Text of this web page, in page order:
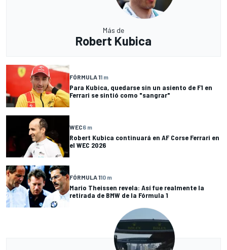
Más de
Robert Kubica
FÓRMULA 11 m
Para Kubica, quedarse sin un asiento de F1 en
Ferrari se sintió como "sangrar"
WEC6 m
Robert Kubica continuará en AF Corse Ferrari en
el WEC 2026
FÓRMULA 110 m
Mario Theissen revela: Así fue realmente la
retirada de BMW de la Fórmula 1